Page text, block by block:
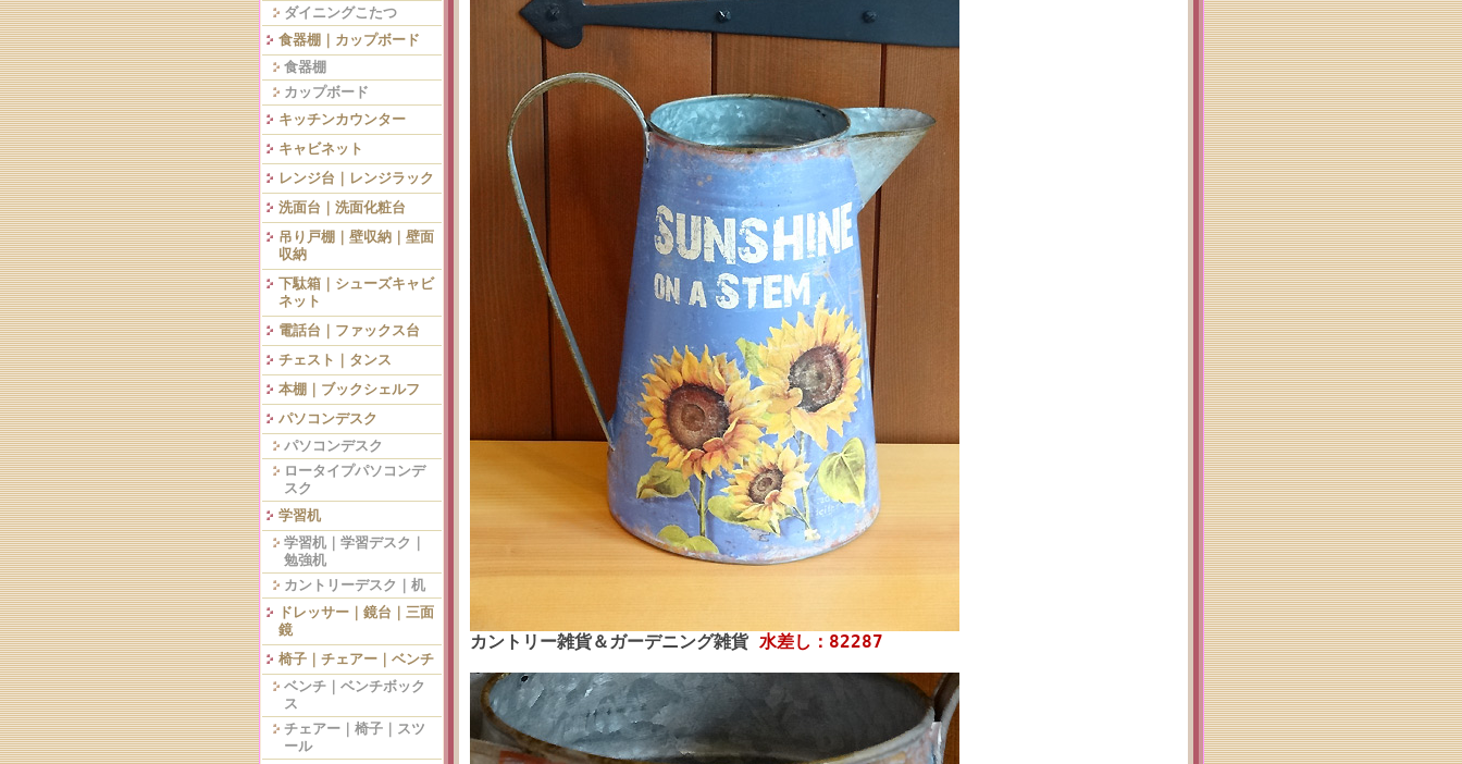
ダイニングこたつ
食器棚｜カップボード
食器棚
カップボード
キッチンカウンター
キャビネット
レンジ台｜レンジラック
洗面台｜洗面化粧台
吊り戸棚｜壁収納｜壁面
収納
下駄箱｜シューズキャビ
ネット
電話台｜ファックス台
チェスト｜タンス
本棚｜ブックシェルフ
パソコンデスク
パソコンデスク
ロータイプパソコンデ
スク
学習机
学習机｜学習デスク｜
勉強机
カントリーデスク｜机
ドレッサー｜鏡台｜三面
鏡
椅子｜チェアー｜ベンチ
ベンチ｜ベンチボック
ス
チェアー｜椅子｜スツ
ール
カントリー雑貨＆ガーデニング雑貨 水差し：82287